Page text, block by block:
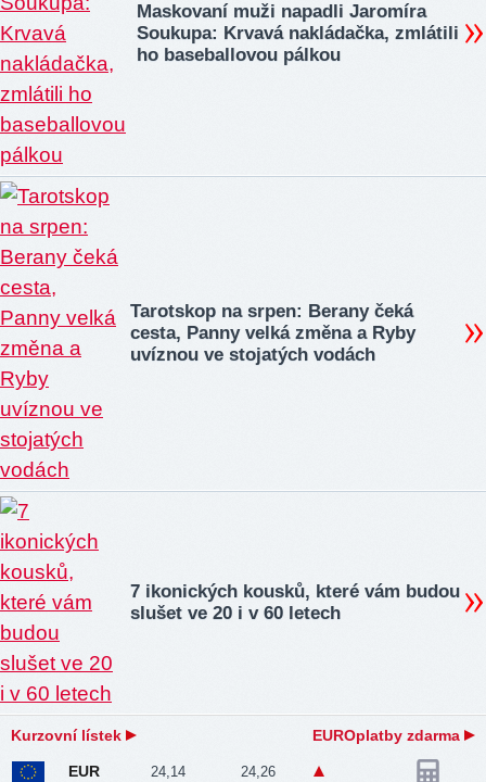
Maskovaní muži napadli Jaromíra
Soukupa: Krvavá nakládačka, zmlátili
ho baseballovou pálkou
Tarotskop na srpen: Berany čeká
cesta, Panny velká změna a Ryby
uvíznou ve stojatých vodách
7 ikonických kousků, které vám budou
slušet ve 20 i v 60 letech
Kurzovní lístek EUROplatby zdarma
EUR 24,14 24,26